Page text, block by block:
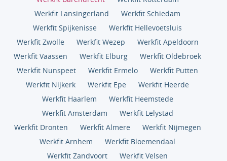
Werkfit Lansingerland
Werkfit Schiedam
Werkfit Spijkenisse
Werkfit Hellevoetsluis
Werkfit Zwolle
Werkfit Wezep
Werkfit Apeldoorn
Werkfit Vaassen
Werkfit Elburg
Werkfit Oldebroek
Werkfit Nunspeet
Werkfit Ermelo
Werkfit Putten
Werkfit Nijkerk
Werkfit Epe
Werkfit Heerde
Werkfit Haarlem
Werkfit Heemstede
Werkfit Amsterdam
Werkfit Lelystad
Werkfit Dronten
Werkfit Almere
Werkfit Nijmegen
Werkfit Arnhem
Werkfit Bloemendaal
Werkfit Zandvoort
Werkfit Velsen